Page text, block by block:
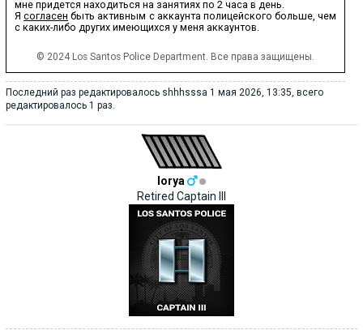
мне придется находиться на занятиях по 2 часа в день.
Ясогласен быть активным с аккаунта полицейского больше, чем
с каких-либо других имеющихся у меня аккаунтов.
© 2024 Los Santos Police Department. Все права защищены.
Последний раз редактировалось shhhsssa 1 мая 2026, 13:35, всего
редактировалось 1 раз.
lorya
Retired Captain III